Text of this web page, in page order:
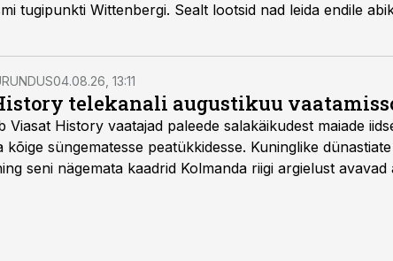
tugipunkti Wittenbergi. Sealt lootsid nad leida endile
04.08.26, 13:11
telekanali augustikuu
Viasat History vaatajad paleede salakäikudest maiade
kõige süngematesse peatükkidesse. Kuninglike
seni nägemata kaadrid Kolmanda riigi argielust